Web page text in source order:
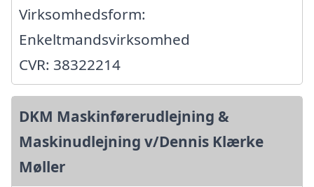
Virksomhedsform:
Enkeltmandsvirksomhed
CVR: 38322214
DKM Maskinførerudlejning &
Maskinudlejning v/Dennis Klærke
Møller